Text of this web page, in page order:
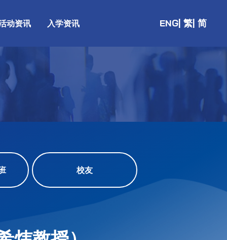
动资讯 入学资讯 ENG | 繁 | 简
校友